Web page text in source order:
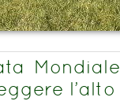
l’alto